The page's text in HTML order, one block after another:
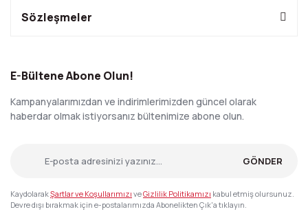
Sözleşmeler
E-Bültene Abone Olun!
Kampanyalarımızdan ve indirimlerimizden güncel olarak
haberdar olmak istiyorsanız bültenimize abone olun.
GÖNDER
KaydolarakŞartlar ve Koşullarımızı veGizlilik Politikamızı kabul etmiş olursunuz.
Devre dışı bırakmak için e-postalarımızda Abonelikten Çık'a tıklayın.